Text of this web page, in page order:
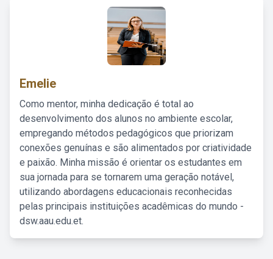
Emelie
Como mentor, minha dedicação é total ao
desenvolvimento dos alunos no ambiente escolar,
empregando métodos pedagógicos que priorizam
conexões genuínas e são alimentados por criatividade
e paixão. Minha missão é orientar os estudantes em
sua jornada para se tornarem uma geração notável,
utilizando abordagens educacionais reconhecidas
pelas principais instituições acadêmicas do mundo -
dsw.aau.edu.et.